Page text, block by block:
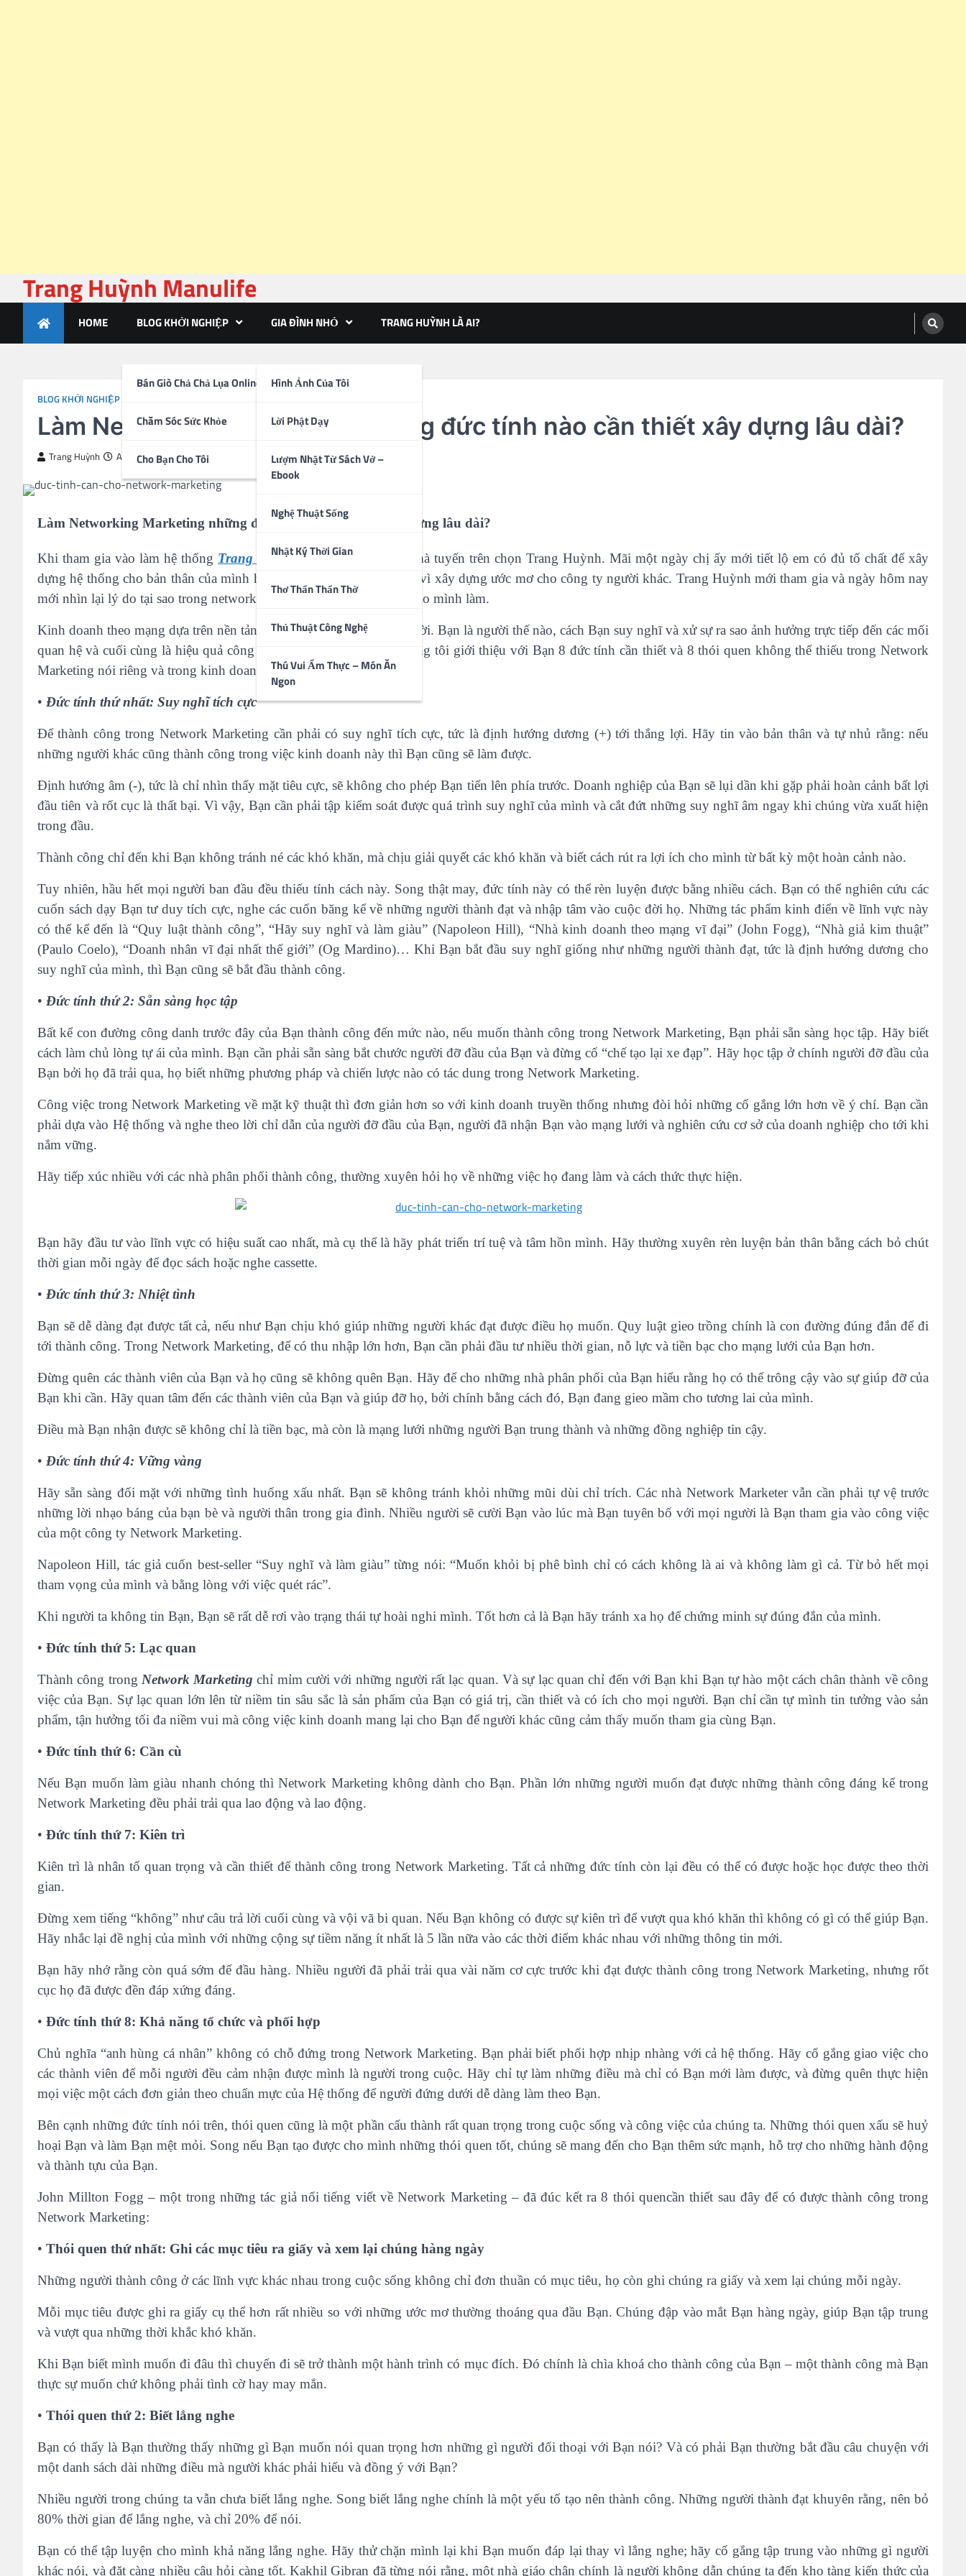
to
Trang Huỳnh Manulife
HOME BLOG KHỞI NGHIỆP
Bán Giò Chả Chả Lụa Online
Chăm Sóc Sức Khỏe
Cho Bạn Cho Tôi
GIA ĐÌNH NHỎ
Hình Ảnh Của Tôi
Lời Phật Dạy
Lượm Nhặt Từ Sách Vở –
Ebook
Nghệ Thuật Sống
Nhật Ký Thời Gian
Thơ Thẩn Thẩn Thờ
Thủ Thuật Công Nghệ
Thú Vui Ẩm Thực – Món Ăn
Ngon
TRANG HUỲNH LÀ AI?
BLOG KHỞI NGHIỆP
Làm Networking Marketing những đức tính nào cần thiết xây dựng lâu dài?
Trang Huỳnh August 6, 2017
Làm Networking Marketing những đức tính nào cần thiết xây dựng lâu dài?
Khi tham gia vào làm hệ thống Trang Huỳnhkhông biết làm sao mà tuyến trên chọn Trang Huỳnh. Mãi một ngày chị ấy mới tiết lộ em có đủ tố chất để xây
dựng hệ thống cho bản thân của mình hãy làm cho chính mình thay vì xây dựng ước mơ cho công ty người khác. Trang Huỳnh mới tham gia và ngày hôm nay
mới nhìn lại lý do tại sao trong networking marketing lại thích hợp cho mình làm.
Kinh doanh theo mạng dựa trên nền tảng là các mối quan hệ con người. Bạn là người thế nào, cách Bạn suy nghĩ và xử sự ra sao ảnh hưởng trực tiếp đến các mối
quan hệ và cuối cùng là hiệu quả công việc của Bạn. Dưới đây, chúng tôi giới thiệu với Bạn 8 đức tính cần thiết và 8 thói quen không thể thiếu trong Network
Marketing nói riêng và trong kinh doanh nói chung.
• Đức tính thứ nhất: Suy nghĩ tích cực
Để thành công trong Network Marketing cần phải có suy nghĩ tích cực, tức là định hướng dương (+) tới thắng lợi. Hãy tin vào bản thân và tự nhủ rằng: nếu
những người khác cũng thành công trong việc kinh doanh này thì Bạn cũng sẽ làm được.
Định hướng âm (-), tức là chỉ nhìn thấy mặt tiêu cực, sẽ không cho phép Bạn tiến lên phía trước. Doanh nghiệp của Bạn sẽ lụi dần khi gặp phải hoàn cảnh bất lợi
đầu tiên và rốt cục là thất bại. Vì vậy, Bạn cần phải tập kiểm soát được quá trình suy nghĩ của mình và cắt đứt những suy nghĩ âm ngay khi chúng vừa xuất hiện
trong đầu.
Thành công chỉ đến khi Bạn không tránh né các khó khăn, mà chịu giải quyết các khó khăn và biết cách rút ra lợi ích cho mình từ bất kỳ một hoàn cảnh nào.
Tuy nhiên, hầu hết mọi người ban đầu đều thiếu tính cách này. Song thật may, đức tính này có thể rèn luyện được bằng nhiều cách. Bạn có thể nghiên cứu các
cuốn sách dạy Bạn tư duy tích cực, nghe các cuốn băng kể về những người thành đạt và nhập tâm vào cuộc đời họ. Những tác phẩm kinh điển về lĩnh vực này
có thể kể đến là “Quy luật thành công”, “Hãy suy nghĩ và làm giàu” (Napoleon Hill), “Nhà kinh doanh theo mạng vĩ đại” (John Fogg), “Nhà giả kim thuật”
(Paulo Coelo), “Doanh nhân vĩ đại nhất thế giới” (Og Mardino)… Khi Bạn bắt đầu suy nghĩ giống như những người thành đạt, tức là định hướng dương cho
suy nghĩ của mình, thì Bạn cũng sẽ bắt đầu thành công.
• Đức tính thứ 2: Sẵn sàng học tập
Bất kể con đường công danh trước đây của Bạn thành công đến mức nào, nếu muốn thành công trong Network Marketing, Bạn phải sẵn sàng học tập. Hãy biết
cách làm chủ lòng tự ái của mình. Bạn cần phải sẵn sàng bắt chước người đỡ đầu của Bạn và đừng cố “chế tạo lại xe đạp”. Hãy học tập ở chính người đỡ đầu của
Bạn bởi họ đã trải qua, họ biết những phương pháp và chiến lược nào có tác dung trong Network Marketing.
Công việc trong Network Marketing về mặt kỹ thuật thì đơn giản hơn so với kinh doanh truyền thống nhưng đòi hỏi những cố gắng lớn hơn về ý chí. Bạn cần
phải dựa vào Hệ thống và nghe theo lời chỉ dẫn của người đỡ đầu của Bạn, người đã nhận Bạn vào mạng lưới và nghiên cứu cơ sở của doanh nghiệp cho tới khi
nắm vững.
Hãy tiếp xúc nhiều với các nhà phân phối thành công, thường xuyên hỏi họ về những việc họ đang làm và cách thức thực hiện.
Bạn hãy đầu tư vào lĩnh vực có hiệu suất cao nhất, mà cụ thể là hãy phát triển trí tuệ và tâm hồn mình. Hãy thường xuyên rèn luyện bản thân bằng cách bỏ chút
thời gian mỗi ngày để đọc sách hoặc nghe cassette.
• Đức tính thứ 3: Nhiệt tình
Bạn sẽ dễ dàng đạt được tất cả, nếu như Bạn chịu khó giúp những người khác đạt được điều họ muốn. Quy luật gieo trồng chính là con đường đúng đắn để đi
tới thành công. Trong Network Marketing, để có thu nhập lớn hơn, Bạn cần phải đầu tư nhiều thời gian, nỗ lực và tiền bạc cho mạng lưới của Bạn hơn.
Đừng quên các thành viên của Bạn và họ cũng sẽ không quên Bạn. Hãy để cho những nhà phân phối của Bạn hiểu rằng họ có thể trông cậy vào sự giúp đỡ của
Bạn khi cần. Hãy quan tâm đến các thành viên của Bạn và giúp đỡ họ, bởi chính bằng cách đó, Bạn đang gieo mầm cho tương lai của mình.
Điều mà Bạn nhận được sẽ không chỉ là tiền bạc, mà còn là mạng lưới những người Bạn trung thành và những đồng nghiệp tin cậy.
• Đức tính thứ 4: Vững vàng
Hãy sẵn sàng đối mặt với những tình huống xấu nhất. Bạn sẽ không tránh khỏi những mũi dùi chỉ trích. Các nhà Network Marketer vẫn cần phải tự vệ trước
những lời nhạo báng của bạn bè và người thân trong gia đình. Nhiều người sẽ cười Bạn vào lúc mà Bạn tuyên bố với mọi người là Bạn tham gia vào công việc
của một công ty Network Marketing.
Napoleon Hill, tác giả cuốn best-seller “Suy nghĩ và làm giàu” từng nói: “Muốn khỏi bị phê bình chỉ có cách không là ai và không làm gì cả. Từ bỏ hết mọi
tham vọng của mình và bằng lòng với việc quét rác”.
Khi người ta không tin Bạn, Bạn sẽ rất dễ rơi vào trạng thái tự hoài nghi mình. Tốt hơn cả là Bạn hãy tránh xa họ để chứng minh sự đúng đắn của mình.
• Đức tính thứ 5: Lạc quan
Thành công trong Network Marketing chỉ mỉm cười với những người rất lạc quan. Và sự lạc quan chỉ đến với Bạn khi Bạn tự hào một cách chân thành về công
việc của Bạn. Sự lạc quan lớn lên từ niềm tin sâu sắc là sản phẩm của Bạn có giá trị, cần thiết và có ích cho mọi người. Bạn chỉ cần tự mình tin tưởng vào sản
phẩm, tận hưởng tối đa niềm vui mà công việc kinh doanh mang lại cho Bạn để người khác cũng cảm thấy muốn tham gia cùng Bạn.
• Đức tính thứ 6: Cần cù
Nếu Bạn muốn làm giàu nhanh chóng thì Network Marketing không dành cho Bạn. Phần lớn những người muốn đạt được những thành công đáng kể trong
Network Marketing đều phải trải qua lao động và lao động.
• Đức tính thứ 7: Kiên trì
Kiên trì là nhân tố quan trọng và cần thiết để thành công trong Network Marketing. Tất cả những đức tính còn lại đều có thể có được hoặc học được theo thời
gian.
Đừng xem tiếng “không” như câu trả lời cuối cùng và vội vã bi quan. Nếu Bạn không có được sự kiên trì để vượt qua khó khăn thì không có gì có thể giúp Bạn.
Hãy nhắc lại đề nghị của mình với những cộng sự tiềm năng ít nhất là 5 lần nữa vào các thời điểm khác nhau với những thông tin mới.
Bạn hãy nhớ rằng còn quá sớm để đầu hàng. Nhiều người đã phải trải qua vài năm cơ cực trước khi đạt được thành công trong Network Marketing, nhưng rốt
cục họ đã được đền đáp xứng đáng.
• Đức tính thứ 8: Khả năng tổ chức và phối hợp
Chủ nghĩa “anh hùng cá nhân” không có chỗ đứng trong Network Marketing. Bạn phải biết phối hợp nhịp nhàng với cả hệ thống. Hãy cố gắng giao việc cho
các thành viên để mỗi người đều cảm nhận được mình là người trong cuộc. Hãy chỉ tự làm những điều mà chỉ có Bạn mới làm được, và đừng quên thực hiện
mọi việc một cách đơn giản theo chuẩn mực của Hệ thống để người đứng dưới dễ dàng làm theo Bạn.
Bên cạnh những đức tính nói trên, thói quen cũng là một phần cấu thành rất quan trọng trong cuộc sống và công việc của chúng ta. Những thói quen xấu sẽ huỷ
hoại Bạn và làm Bạn mệt mỏi. Song nếu Bạn tạo được cho mình những thói quen tốt, chúng sẽ mang đến cho Bạn thêm sức mạnh, hỗ trợ cho những hành động
và thành tựu của Bạn.
John Millton Fogg – một trong những tác giả nổi tiếng viết về Network Marketing – đã đúc kết ra 8 thói quencần thiết sau đây để có được thành công trong
Network Marketing:
• Thói quen thứ nhất: Ghi các mục tiêu ra giấy và xem lại chúng hàng ngày
Những người thành công ở các lĩnh vực khác nhau trong cuộc sống không chỉ đơn thuần có mục tiêu, họ còn ghi chúng ra giấy và xem lại chúng mỗi ngày.
Mỗi mục tiêu được ghi ra giấy cụ thể hơn rất nhiều so với những ước mơ thường thoáng qua đầu Bạn. Chúng đập vào mắt Bạn hàng ngày, giúp Bạn tập trung
và vượt qua những thời khắc khó khăn.
Khi Bạn biết mình muốn đi đâu thì chuyến đi sẽ trở thành một hành trình có mục đích. Đó chính là chìa khoá cho thành công của Bạn – một thành công mà Bạn
thực sự muốn chứ không phải tình cờ hay may mắn.
• Thói quen thứ 2: Biết lắng nghe
Bạn có thấy là Bạn thường thấy những gì Bạn muốn nói quan trọng hơn những gì người đối thoại với Bạn nói? Và có phải Bạn thường bắt đầu câu chuyện với
một danh sách dài những điều mà người khác phải hiểu và đồng ý với Bạn?
Nhiều người trong chúng ta vẫn chưa biết lắng nghe. Song biết lắng nghe chính là một yếu tố tạo nên thành công. Những người thành đạt khuyên rằng, nên bỏ
80% thời gian để lắng nghe, và chỉ 20% để nói.
Bạn có thể tập luyện cho mình khả năng lắng nghe. Hãy thử chặn mình lại khi Bạn muốn đáp lại thay vì lắng nghe; hãy cố gắng tập trung vào những gì người
khác nói, và đặt càng nhiều câu hỏi càng tốt. Kakhil Gibran đã từng nói rằng, một nhà giáo chân chính là người không dẫn chúng ta đến kho tàng kiến thức của